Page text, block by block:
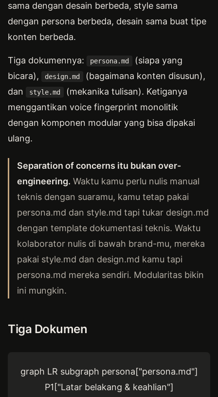
sama dengan desain berbeda, style sama
dengan persona berbeda, desain sama buat tipe
konten berbeda.
Tiga dokumennya: persona.md
(siapa yang
bicara),
design.md
(bagaimana konten disusun),
dan
style.md
(mekanika tulisan). Ketiganya
menggantikan voice fingerprint monolitik
dengan komponen modular yang bisa dipakai
ulang.
Separation of concerns itu bukan over-
engineering. Waktu kamu perlu nulis manual
teknis dengan suaramu, kamu tetap pakai
persona.md dan style.md tapi tukar design.md
dengan template dokumentasi teknis. Waktu
kolaborator nulis di bawah brand-mu, mereka
pakai style.md dan design.md kamu tapi
persona.md mereka sendiri. Modularitas bikin
ini mungkin.
Tiga Dokumen
graph LR subgraph persona["persona.md"]
P1["Latar belakang & keahlian"]